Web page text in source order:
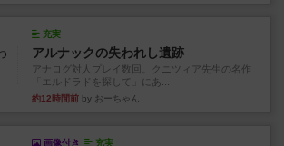
充実
アルナックの失われし遺跡
アナログ対人プレイ数回。クニツィア先生の名作
「エルドラドを探して」にあ...
約12時間前 by おーちゃん
画像付き 充実